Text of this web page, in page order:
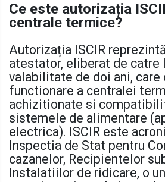
Ce este autorizația
centrale termice?
Autorizația ISCIR
atestator, eliberat de catre
valabilitate de doi ani,
functionare a centralei
achizitionate si
sistemele de alimentare
electrica). ISCIR este
Inspectia de Stat pentru
cazanelor, Recipientelor
Instalatiilor de ridicare, o